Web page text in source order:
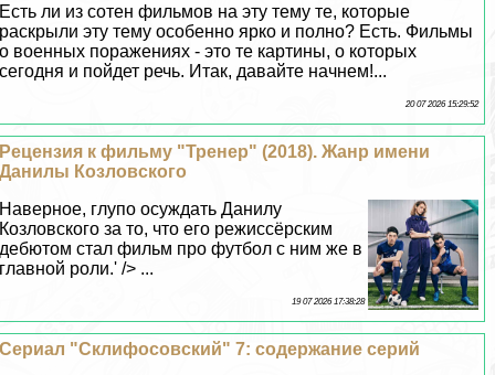
Есть ли из сотен фильмов на эту тему те, которые
раскрыли эту тему особенно ярко и полно? Есть. Фильмы
о военных поражениях - это те картины, о которых
сегодня и пойдет речь. Итак, давайте начнем!...
20 07 2026 15:29:52
Рецензия к фильму "Тренер" (2018). Жанр имени
Данилы Козловского
Наверное, глупо осуждать Данилу
Козловского за то, что его режиссёрским
дебютом стал фильм про футбол с ним же в
главной роли.' /> ...
19 07 2026 17:38:28
Сериал "Склифосовский" 7: содержание серий